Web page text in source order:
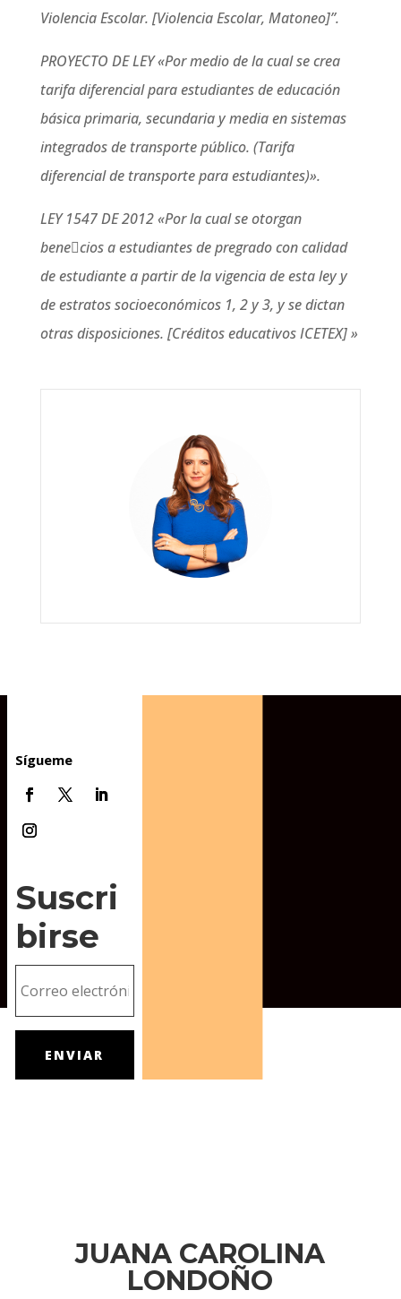
Violencia Escolar. [Violencia Escolar, Matoneo]”.
PROYECTO DE LEY «Por medio de la cual se crea
tarifa diferencial para estudiantes de educación
básica primaria, secundaria y media en sistemas
integrados de transporte público. (Tarifa
diferencial de transporte para estudiantes)».
LEY 1547 DE 2012 «Por la cual se otorgan
bene􏰀cios a estudiantes de pregrado con calidad
de estudiante a partir de la vigencia de esta ley y
de estratos socioeconómicos 1, 2 y 3, y se dictan
otras disposiciones. [Créditos educativos ICETEX] »
Sígueme
Suscri
birse
ENVIAR
JUANA CAROLINA
LONDOÑO